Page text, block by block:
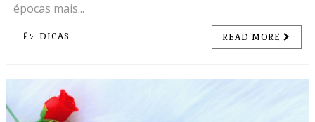
épocas mais...
DICAS READ MORE